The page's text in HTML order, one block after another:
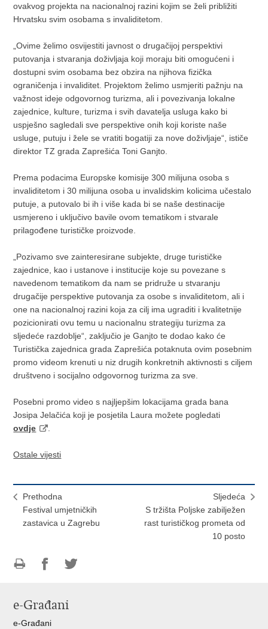
ovakvog projekta na nacionalnoj razini kojim se želi približiti
Hrvatsku svim osobama s invaliditetom.
„Ovime želimo osvijestiti javnost o drugačijoj perspektivi
putovanja i stvaranja doživljaja koji moraju biti omogućeni i
dostupni svim osobama bez obzira na njihova fizička
ograničenja i invaliditet. Projektom želimo usmjeriti pažnju na
važnost ideje odgovornog turizma, ali i povezivanja lokalne
zajednice, kulture, turizma i svih davatelja usluga kako bi
uspješno sagledali sve perspektive onih koji koriste naše
usluge, putuju i žele se vratiti bogatiji za nove doživljaje“, ističe
direktor TZ grada Zaprešića Toni Ganjto.
Prema podacima Europske komisije 300 milijuna osoba s
invaliditetom i 30 milijuna osoba u invalidskim kolicima učestalo
putuje, a putovalo bi ih i više kada bi se naše destinacije
usmjereno i uključivo bavile ovom tematikom i stvarale
prilagođene turističke proizvode.
„Pozivamo sve zainteresirane subjekte, druge turističke
zajednice, kao i ustanove i institucije koje su povezane s
navedenom tematikom da nam se pridruže u stvaranju
drugačije perspektive putovanja za osobe s invaliditetom, ali i
one na nacionalnoj razini koja za cilj ima ugraditi i kvalitetnije
pozicionirati ovu temu u nacionalnu strategiju turizma za
sljedeće razdoblje“, zaključio je Ganjto te dodao kako će
Turistička zajednica grada Zaprešića potaknuta ovim posebnim
promo videom krenuti u niz drugih konkretnih aktivnosti s ciljem
društveno i socijalno odgovornog turizma za sve.
Posebni promo video s najljepšim lokacijama grada bana
Josipa Jelačića koji je posjetila Laura možete pogledati
ovdje
Ostale vijesti
Prethodna
Festival umjetničkih
zastavica u Zagrebu
Sljedeća
S tržišta Poljske zabilježen
rast turističkog prometa od
10 posto
FacebookuTwitteru
e-Građani
e-Građani